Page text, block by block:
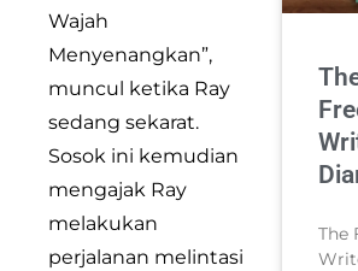
Wajah
Menyenangkan”,
muncul ketika Ray
sedang sekarat.
Sosok ini kemudian
mengajak Ray
melakukan
perjalanan melintasi
The